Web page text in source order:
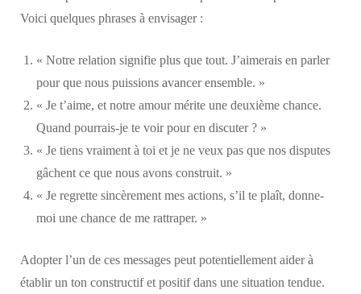
Voici quelques phrases à envisager :
« Notre relation signifie plus que tout. J’aimerais en parler
pour que nous puissions avancer ensemble. »
« Je t’aime, et notre amour mérite une deuxième chance.
Quand pourrais-je te voir pour en discuter ? »
« Je tiens vraiment à toi et je ne veux pas que nos disputes
gâchent ce que nous avons construit. »
« Je regrette sincèrement mes actions, s’il te plaît, donne-
moi une chance de me rattraper. »
Adopter l’un de ces messages peut potentiellement aider à
établir un ton constructif et positif dans une situation tendue.